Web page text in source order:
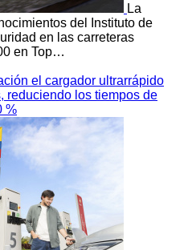
La
del Instituto de
en las carreteras
en Top…
el cargador ultrarrápido
reduciendo los tiempos de
%